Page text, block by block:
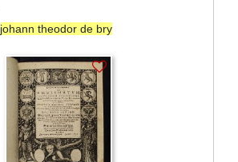
johann theodor de bry